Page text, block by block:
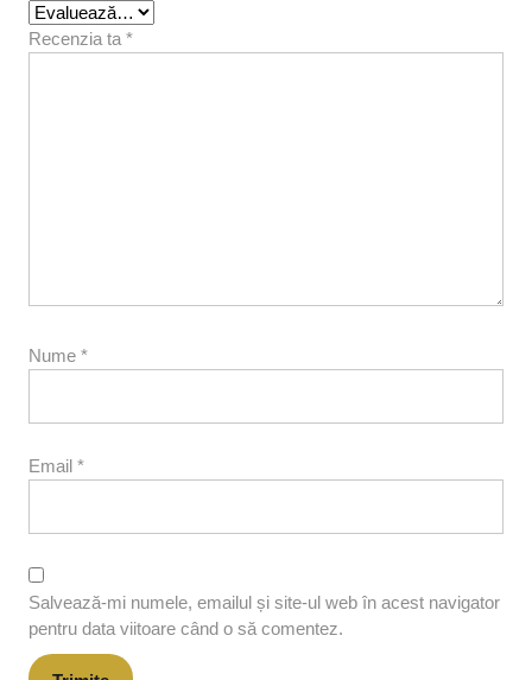
Recenzia ta *
Nume *
Email *
Salvează-mi numele, emailul și site-ul web în acest navigator
pentru data viitoare când o să comentez.